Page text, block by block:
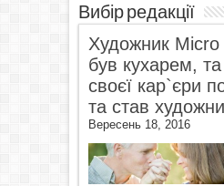
Вибір редакції
Художник
був кухарем, та
своєї кар`єри
та став
Вересень 18, 2016